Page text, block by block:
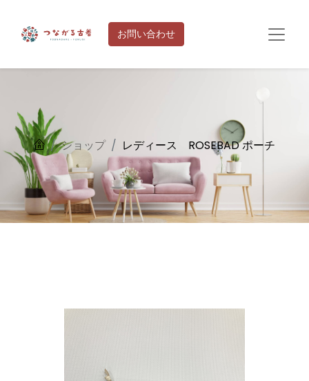
お問い合わせ
ショップ レディース ROSEBAD ポーチ